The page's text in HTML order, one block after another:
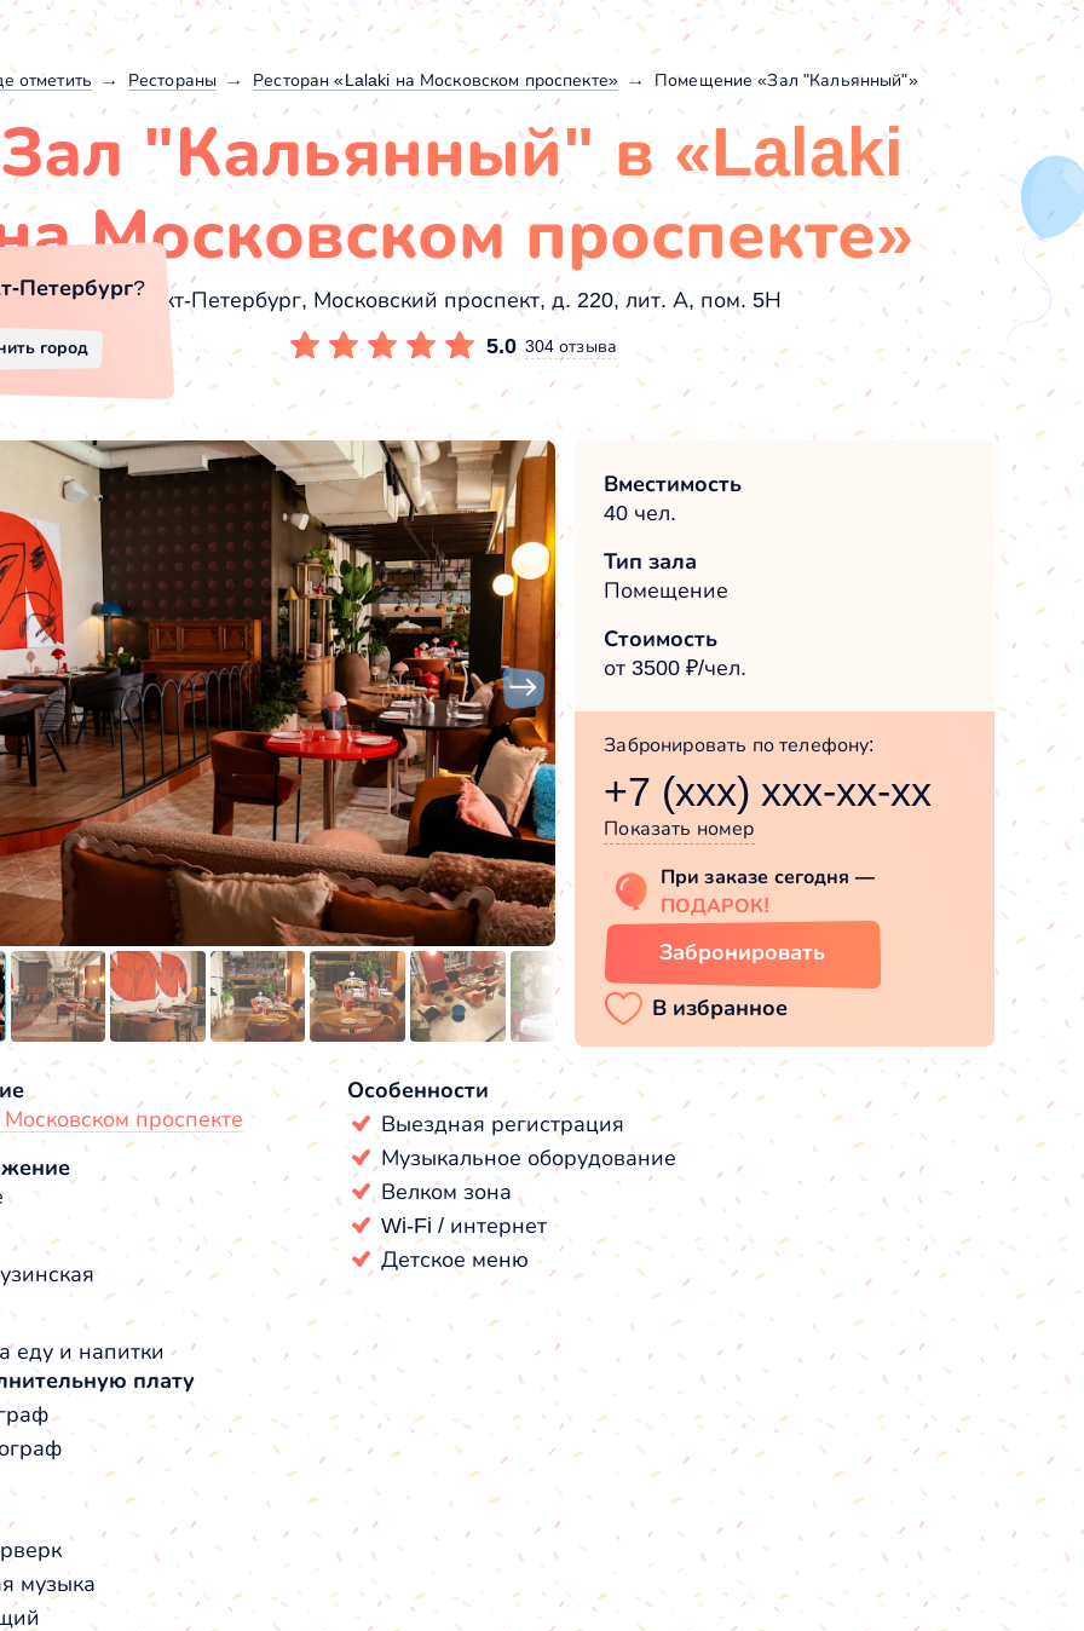
отметить Рестораны Ресторан «Lalaki на Московском проспекте» Помещение «Зал "Кальянный"»
Зал "Кальянный" в «Lalaki
Московском проспекте»
Санкт-Петербург, Московский проспект, д. 220, лит. А, пом. 5Н
5.0 304 отзыва
Вместимость
40 чел.
Тип зала
Помещение
Стоимость
от 3500 ₽/чел.
Забронировать по телефону:
+7 (xxx) xxx-xx-xx
Показать номер
При заказе сегодня —
ПОДАРОК!
Забронировать
проспекте
еду и напитки
Особенности
Выездная регистрация
Музыкальное оборудование
Велком зона
Wi-Fi / интернет
Детское меню
плату
музыка
Петербург?
город